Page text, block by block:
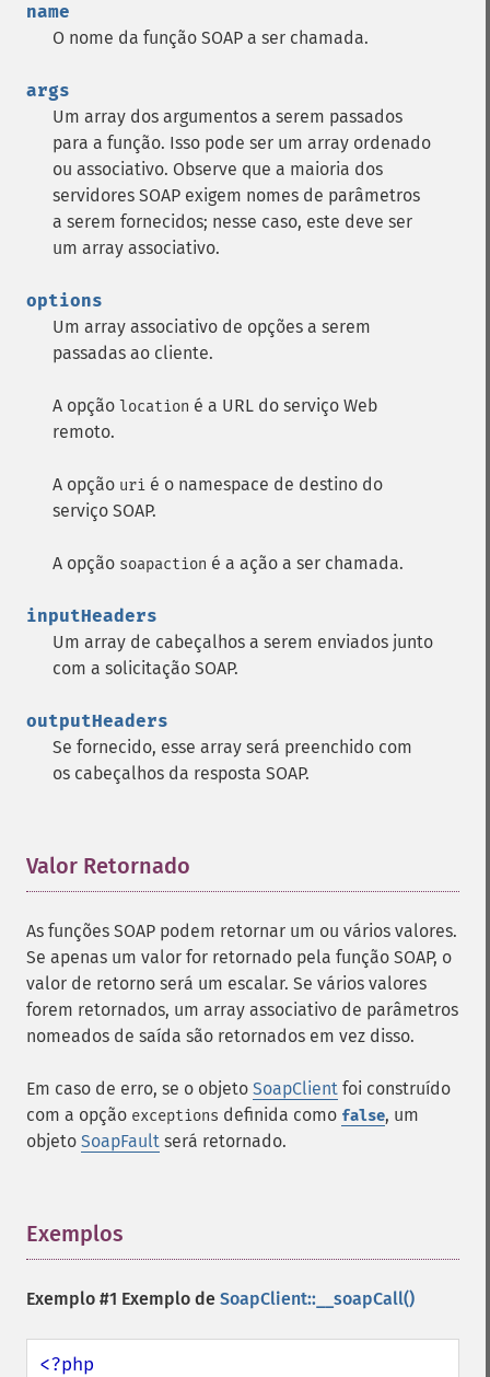
name
O nome da função SOAP a ser chamada.
args
Um array dos argumentos a serem passados
para a função. Isso pode ser um array ordenado
ou associativo. Observe que a maioria dos
servidores SOAP exigem nomes de parâmetros
a serem fornecidos; nesse caso, este deve ser
um array associativo.
options
Um array associativo de opções a serem
passadas ao cliente.
A opção location é a URL do serviço Web
remoto.
A opção uri é o namespace de destino do
serviço SOAP.
A opção soapaction é a ação a ser chamada.
inputHeaders
Um array de cabeçalhos a serem enviados junto
com a solicitação SOAP.
outputHeaders
Se fornecido, esse array será preenchido com
os cabeçalhos da resposta SOAP.
Valor Retornado
As funções SOAP podem retornar um ou vários valores.
Se apenas um valor for retornado pela função SOAP, o
valor de retorno será um escalar. Se vários valores
forem retornados, um array associativo de parâmetros
nomeados de saída são retornados em vez disso.
Em caso de erro, se o objeto SoapClient foi construído
com a opção exceptions definida como false, um
objeto SoapFault será retornado.
Exemplos
Exemplo #1 Exemplo de SoapClient::__soapCall()
<?php